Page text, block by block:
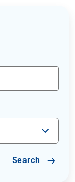
Search